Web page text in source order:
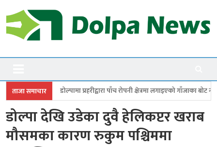
to
content
Dolpanews
ताजा समाचार
प्रहरीद्वारा पाँच रोपनी क्षेत्रमा लगाइएको गाँजाका बोट नष्ट जगदुल्लामा
डोल्पा देखि उडेका दुवै हेलिकप्टर खराब
मौसमका कारण रुकुम पश्चिममा